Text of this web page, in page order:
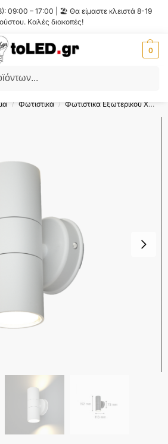
09:00 – 17:00 | 🏖️ Θα είμαστε κλειστά 8-19
Καλές διακοπές!
0
με τον κωδικό
/ Φωτιστικά / Φωτιστικά Εξωτερικού Χώρου